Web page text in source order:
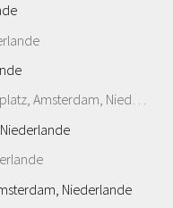
Dachgarten World Trade Center Zuidplatz, Amsterdam, Niederlande
Niederlande